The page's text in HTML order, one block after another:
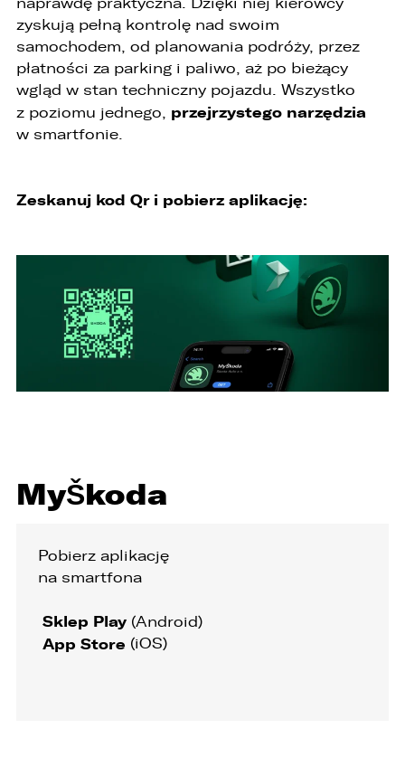
zyskują pełną kontrolę nad swoim
samochodem, od planowania podróży, przez
płatności za parking i paliwo, aż po bieżący
wgląd w stan techniczny pojazdu. Wszystko
z poziomu jednego, przejrzystego narzędzia
w smartfonie.
Zeskanuj kod Qr i pobierz aplikację:
MyŠkoda
Pobierz aplikację
na smartfona
Sklep Play (Android)
App Store (iOS)
PORÓWNYWARKA JEST PEŁNA!
W porównywarce mogą znajdować się
jednocześnie trzy samochody.
UDOSTĘPNIANIE
Wybierz gdzie chcesz udostępnić ofertę.
WHATSAPP
EMAIL